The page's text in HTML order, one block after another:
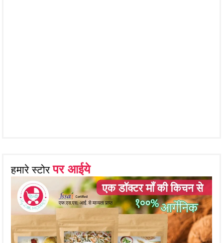
हमारे स्टोरपर आईये